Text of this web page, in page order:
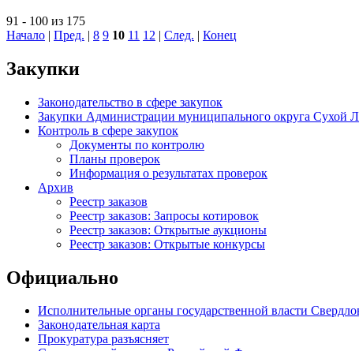
91 - 100 из 175
Начало | Пред. | 8 9 10 11 12 | След. | Конец
Закупки
Законодательство в сфере закупок
Закупки Администрации муниципального округа Сухой
Контроль в сфере закупок
Документы по контролю
Планы проверок
Информация о результатах проверок
Архив
Реестр заказов
Реестр заказов: Запросы котировок
Реестр заказов: Открытые аукционы
Реестр заказов: Открытые конкурсы
Официально
Исполнительные органы государственной власти
Законодательная карта
Прокуратура разъясняет